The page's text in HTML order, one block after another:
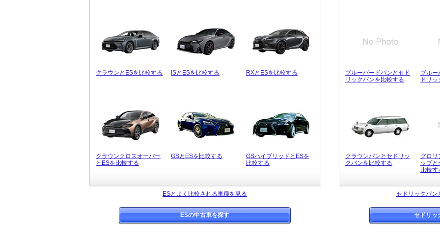
クラウンとESを比較する ISとESを比較する RXとESを比較する
クラウンクロスオーバー
とESを比較する
GSとESを比較する
GSハイブリッドとESを
比較する
ブルーバードバンとセド
リックバンを比較する
ブルー
ドリ
クラウンバンとセドリッ
クバンを比較する
グロリ
ップ
比較す
ESとよく比較される車種を見る セドリックバン
ESの中古車を探す セドリッ